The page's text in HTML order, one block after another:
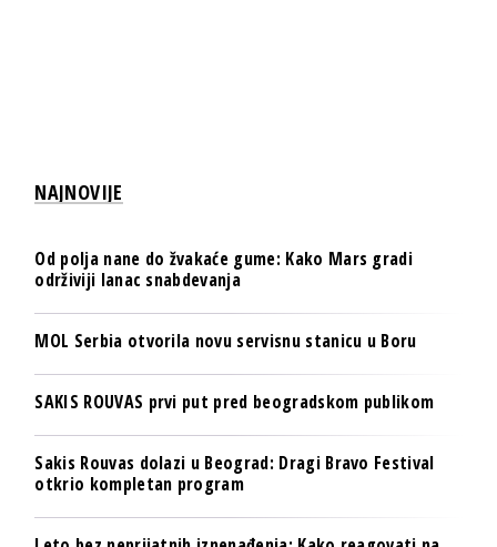
NAJNOVIJE
Od polja nane do žvakaće gume: Kako Mars gradi
održiviji lanac snabdevanja
MOL Serbia otvorila novu servisnu stanicu u Boru
SAKIS ROUVAS prvi put pred beogradskom publikom
Sakis Rouvas dolazi u Beograd: Dragi Bravo Festival
otkrio kompletan program